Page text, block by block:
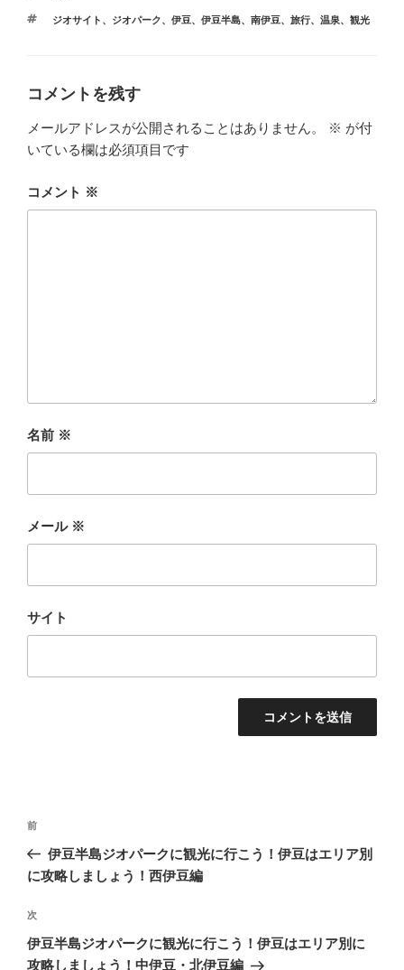
ゴ
タ
ジオサイト 、 ジオパーク、 伊豆、 伊豆半島、 南伊豆、 旅行、 温泉、 観光
コメントを残す
メールアドレスが公開されることはありません。 ※ が付
いている欄は必須項目です
コメント ※
名前 ※
メール ※
サイト
投
ナ
ゲ
ー
前
の
投
前
伊豆半島ジオパークに観光に行こう！伊豆はエリア別
に攻略しましょう！西伊豆編
次
の
投
次
伊豆半島ジオパークに観光に行こう！伊豆はエリア別に
攻略しましょう！中伊豆・北伊豆編